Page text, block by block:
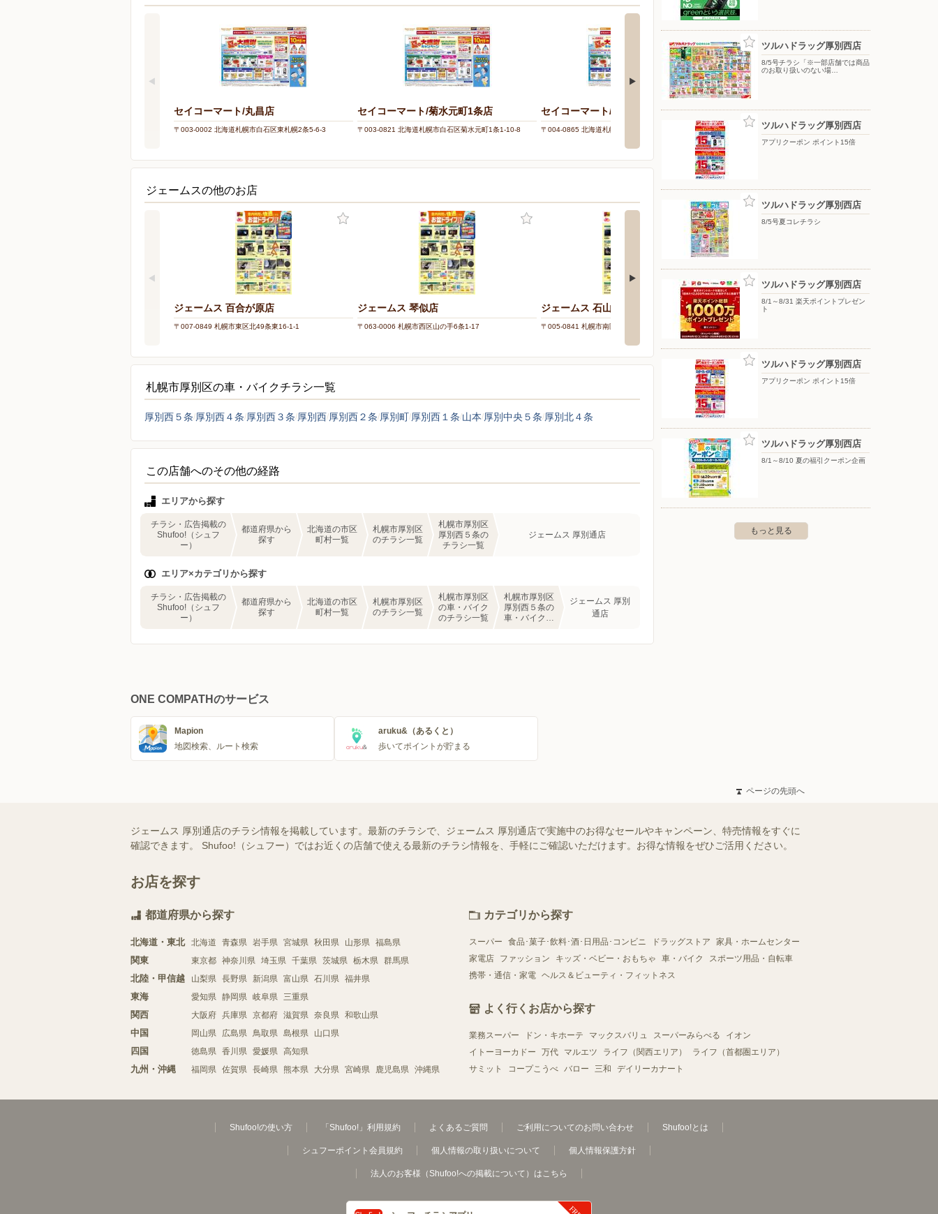
セイコーマート/丸昌店
〒003-0002 北海道札幌市白石区東札幌2条5-6-3
セイコーマート/菊水元町1条店
〒003-0821 北海道札幌市白石区菊水元町1条1-10-8
セイコーマート/北野5条店
〒004-0865 北海道札幌市清田区北野5条5-20-45
セイコーマート/月寒東2条
〒062-0052 北海道札幌市豊平区月寒東2条5-2-22
ジェームスの他のお店
ジェームス 百合が原店
〒007-0849 札幌市東区北49条東16-1-1
ジェームス 琴似店
〒063-0006 札幌市西区山の手6条1-17
ジェームス 石山店
〒005-0841 札幌市南区石山1条5-339-1
ジェームス 芦別店
〒075-0007 芦別市北7条西4-3-1
札幌市厚別区の車・バイクチラシ一覧
厚別西５条 厚別西４条 厚別西３条 厚別西 厚別西２条 厚別町 厚別西１条 山本 厚別中央５条 厚別北４条
この店舗へのその他の経路
エリアから探す
チラシ・広告掲載の
Shufoo!（シュフ
ー）
都道府県から
探す
北海道の市区
町村一覧
札幌市厚別区
のチラシ一覧
札幌市厚別区
厚別西５条の
チラシ一覧
ジェームス 厚別通店
エリア×カテゴリから探す
チラシ・広告掲載の
Shufoo!（シュフ
ー）
都道府県から
探す
北海道の市区
町村一覧
札幌市厚別区
のチラシ一覧
札幌市厚別区
の車・バイク
のチラシ一覧
札幌市厚別区
厚別西５条の
車・バイクの
ジェームス 厚別
通店
ツルハドラッグ厚別西店
8/5号チラシ「※一部店舗では商品
のお取り扱いのない場…
ツルハドラッグ厚別西店
アプリクーポン ポイント15倍
ツルハドラッグ厚別西店
8/5号夏コレチラシ
ツルハドラッグ厚別西店
8/1～8/31 楽天ポイントプレゼン
ト
ツルハドラッグ厚別西店
アプリクーポン ポイント15倍
ツルハドラッグ厚別西店
8/1～8/10 夏の福引クーポン企画
もっと見る
ONE COMPATHのサービス
Mapion
地図検索、ルート検索
aruku&（あるくと）
歩いてポイントが貯まる
ページの先頭へ
ジェームス 厚別通店のチラシ情報を掲載しています。最新のチラシで、ジェームス 厚別通店で実施中のお得なセールやキャンペーン、特売情報をすぐに
確認できます。 Shufoo!（シュフー）ではお近くの店舗で使える最新のチラシ情報を、手軽にご確認いただけます。お得な情報をぜひご活用ください。
お店を探す
都道府県から探す
北海道・東北 北海道 青森県 岩手県 宮城県 秋田県 山形県 福島県
関東 東京都 神奈川県 埼玉県 千葉県 茨城県 栃木県 群馬県
北陸・甲信越 山梨県 長野県 新潟県 富山県 石川県 福井県
東海 愛知県 静岡県 岐阜県 三重県
関西 大阪府 兵庫県 京都府 滋賀県 奈良県 和歌山県
中国 岡山県 広島県 鳥取県 島根県 山口県
四国 徳島県 香川県 愛媛県 高知県
九州・沖縄 福岡県 佐賀県 長崎県 熊本県 大分県 宮崎県 鹿児島県 沖縄県
カテゴリから探す
スーパー 食品･菓子･飲料･酒･日用品･コンビニ ドラッグストア
家具・ホームセンター
家電店
ファッション キッズ・ベビー・おもちゃ 車・バイク
スポーツ用品・自転車
携帯・通信・家電 ヘルス＆ビューティ・フィットネス
よく行くお店から探す
業務スーパー ドン・キホーテ マックスバリュ スーパーみらべる
イオン
イトーヨーカドー
万代 マルエツ ライフ（関西エリア）
ライフ（首都圏エリア）
サミット
コープこうべ バロー 三和 デイリーカナート
Shufoo!の使い方 「Shufoo!」利用規約 よくあるご質問 ご利用についてのお問い合わせ Shufoo!とは
シュフーポイント会員規約 個人情報の取り扱いについて 個人情報保護方針
法人のお客様（Shufoo!への掲載について）はこちら